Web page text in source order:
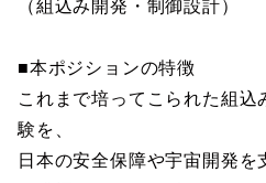
（組込み開発・制御設計）
■本ポジションの特徴
これまで培ってこられた組込
験を、
日本の安全保障や宇宙開発を